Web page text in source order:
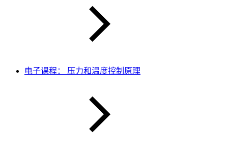
电子课程： 压力和温度控制原理